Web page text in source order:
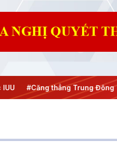
#Căng thẳng Trung Đông